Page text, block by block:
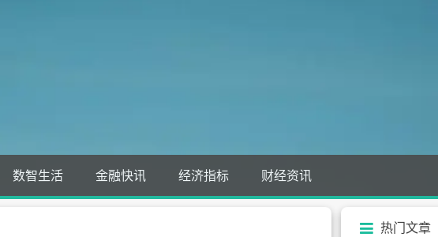
数智生活 金融快讯 经济指标 财经资讯
热门文章